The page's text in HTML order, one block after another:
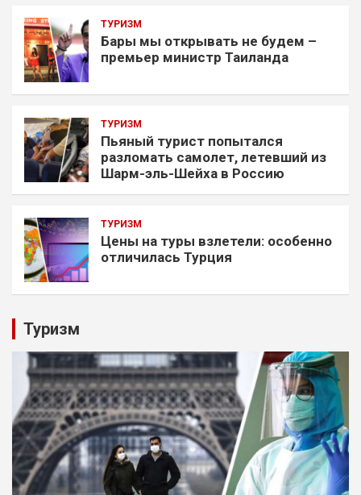
ТУРИЗМ
Бары мы открывать не будем –
премьер министр Таиланда
ТУРИЗМ
Пьяный турист попытался
разломать самолет, летевший из
Шарм-эль-Шейха в Россию
ТУРИЗМ
Цены на туры взлетели: особенно
отличилась Турция
Туризм